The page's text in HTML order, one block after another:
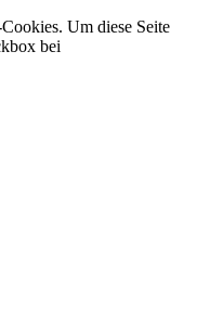
Um diese Seite
bei